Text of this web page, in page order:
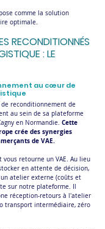
comme la solution
optimale.
RECONDITIONNÉS
: LE
au cœur de
reconditionnement de
au sein de sa plateforme
en Normandie. Cette
crée des synergies
de VAE.
vous retourne un VAE. Au lieu
en attente de décision,
atelier externe (coûts et
sur notre plateforme. Il
réception-retours à l'atelier
transport intermédiaire, zéro